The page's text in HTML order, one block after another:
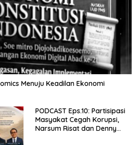
Menuju Keadilan Ekonomi
PODCAST Eps.10: Partisipasi
Masyakat Cegah Korupsi,
Narsum Risat dan Denny